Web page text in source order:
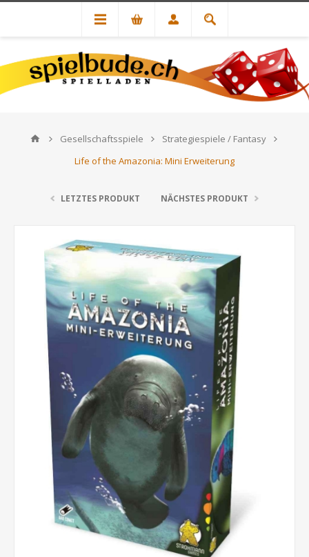
Gesellschaftsspiele
Strategiespiele / Fantasy
Life of the Amazonia: Mini Erweiterung
LETZTES PRODUKT NÄCHSTES PRODUKT